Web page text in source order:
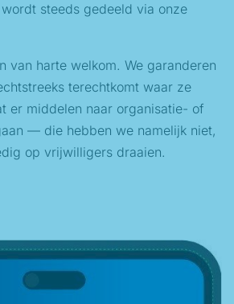
steeds gedeeld via onze
van harte welkom. We garanderen
terechtkomt waar ze
er middelen naar organisatie- of
— die hebben we namelijk niet,
op vrijwilligers draaien.